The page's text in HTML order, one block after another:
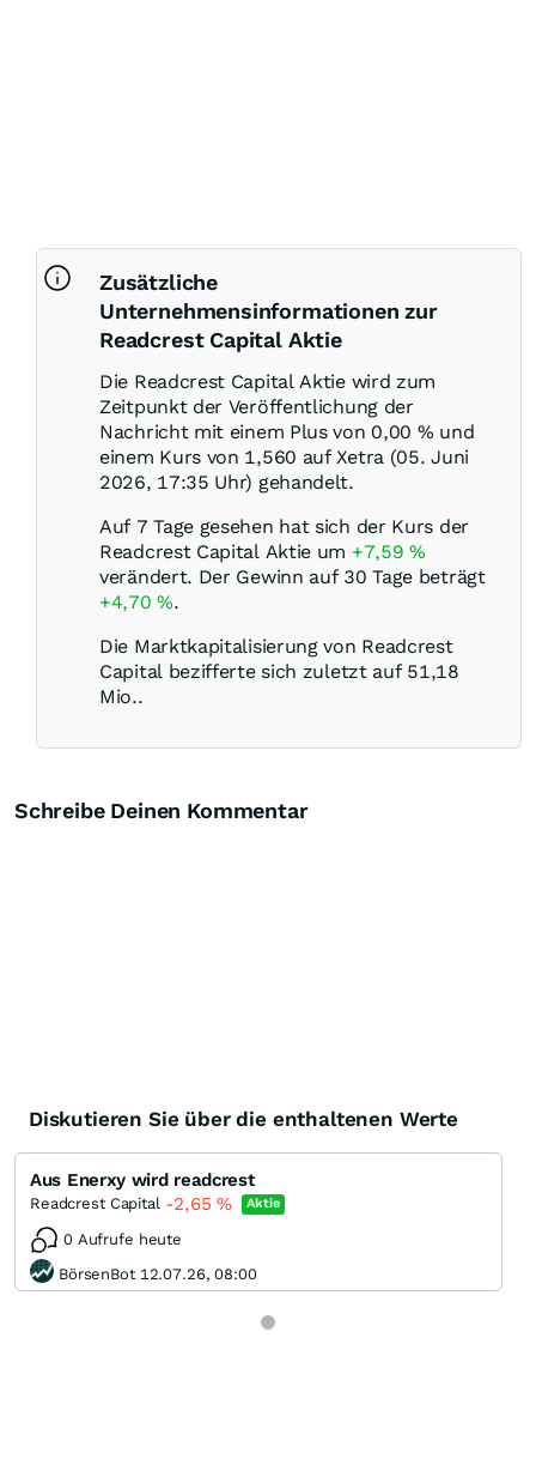
Zusätzliche
Unternehmensinformationen zur
Readcrest Capital Aktie
Die Readcrest Capital Aktie wird zum
Zeitpunkt der Veröffentlichung der
Nachricht mit einem Plus von0,00 % und
einem Kurs von 1,560 auf Xetra (05. Juni
2026, 17:35 Uhr) gehandelt.
Auf 7 Tage gesehen hat sich der Kurs der
Readcrest Capital Aktie um +7,59%
verändert. Der Gewinn auf 30 Tage beträgt
+4,70%.
Die Marktkapitalisierung von Readcrest
Capital bezifferte sich zuletzt auf 51,18
Mio..
Schreibe Deinen Kommentar
Diskutieren Sie über die enthaltenen Werte
Aus Enerxy wird readcrest
Readcrest Capital -2,65 % Aktie
0 Aufrufe heute
BörsenBot 12.07.26, 08:00